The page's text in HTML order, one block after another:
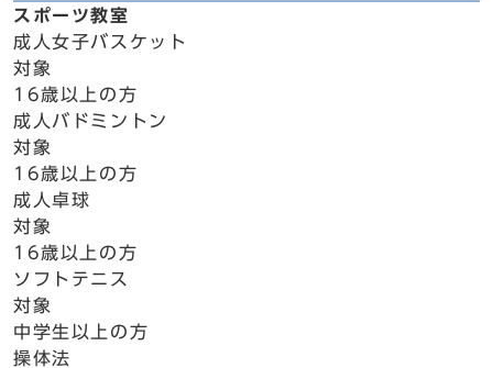
スポーツ教室
成人女子バスケット
対象
16歳以上の方
成人バドミントン
対象
16歳以上の方
成人卓球
対象
16歳以上の方
ソフトテニス
対象
中学生以上の方
操体法